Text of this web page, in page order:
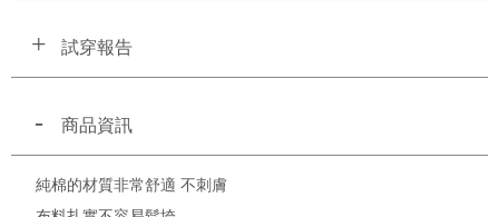
試穿報告
商品資訊
純棉的材質非常舒適 不刺膚